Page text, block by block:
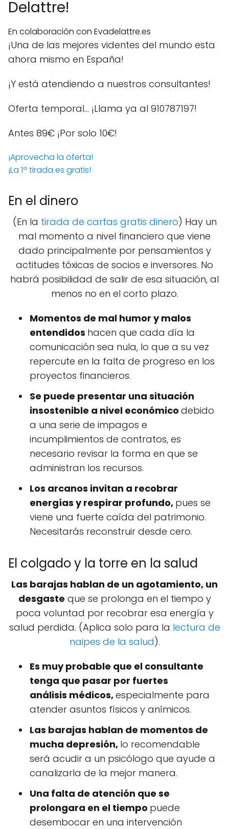
Delattre!
En colaboración con Evadelattre.es
¡Una de las mejores videntes del mundo esta
ahora mismo en España!
¡Y está atendiendo a nuestros consultantes!
Oferta temporal… ¡Llama ya al 910787197!
Antes 89€ ¡Por solo 10€!
¡Aprovecha la oferta!
¡La 1ª tirada es gratis!
En el dinero
(En la tirada de cartas gratis dinero) Hay un
mal momento a nivel financiero que viene
dado principalmente por pensamientos y
actitudes tóxicas de socios e inversores. No
habrá posibilidad de salir de esa situación, al
menos no en el corto plazo.
Momentos de mal humor y malos
entendidos hacen que cada día la
comunicación sea nula, lo que a su vez
repercute en la falta de progreso en los
proyectos financieros.
Se puede presentar una situación
insostenible a nivel económico debido
a una serie de impagos e
incumplimientos de contratos, es
necesario revisar la forma en que se
administran los recursos.
Los arcanos invitan a recobrar
energías y respirar profundo, pues se
viene una fuerte caída del patrimonio.
Necesitarás reconstruir desde cero.
El colgado y la torre en la salud
Las barajas hablan de un agotamiento, un
desgaste que se prolonga en el tiempo y
poca voluntad por recobrar esa energía y
salud perdida. (Aplica solo para la lectura de
naipes de la salud).
Es muy probable que el consultante
tenga que pasar por fuertes
análisis médicos,especialmente para
atender asuntos físicos y anímicos.
Las barajas hablan de momentos de
mucha depresión, lo recomendable
será acudir a un psicólogo que ayude a
canalizarla de la mejor manera.
Una falta de atención que se
prolongara en el tiempo puede
desembocar en una intervención